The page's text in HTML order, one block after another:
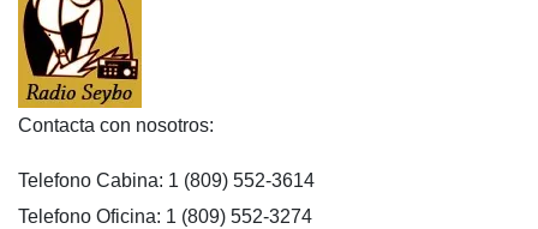
Contacta con nosotros:
Telefono Cabina: 1 (809) 552-3614
Telefono Oficina: 1 (809) 552-3274